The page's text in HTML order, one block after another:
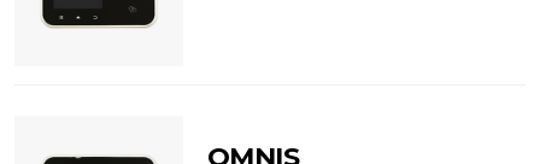
OMNIS